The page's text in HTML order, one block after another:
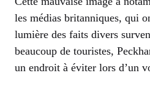
les médias britanniques, qui
lumière des faits divers
beaucoup de touristes,
un endroit à éviter lors d’un